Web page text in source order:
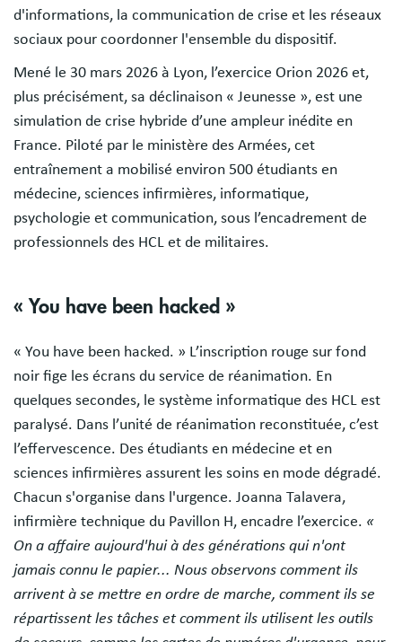
d'informations, la communication de crise et les réseaux
sociaux pour coordonner l'ensemble du dispositif.
Mené le 30 mars 2026 à Lyon, l’exercice Orion 2026 et,
plus précisément, sa déclinaison « Jeunesse », est une
simulation de crise hybride d’une ampleur inédite en
France. Piloté par le ministère des Armées, cet
entraînement a mobilisé environ 500 étudiants en
médecine, sciences infirmières, informatique,
psychologie et communication, sous l’encadrement de
professionnels des HCL et de militaires.
« You have been hacked »
« You have been hacked. » L’inscription rouge sur fond
noir fige les écrans du service de réanimation. En
quelques secondes, le système informatique des HCL est
paralysé. Dans l’unité de réanimation reconstituée, c’est
l’effervescence. Des étudiants en médecine et en
sciences infirmières assurent les soins en mode dégradé.
Chacun s'organise dans l'urgence. Joanna Talavera,
infirmière technique du Pavillon H, encadre l’exercice. «
On a affaire aujourd'hui à des générations qui n'ont
jamais connu le papier... Nous observons comment ils
arrivent à se mettre en ordre de marche, comment ils se
répartissent les tâches et comment ils utilisent les outils